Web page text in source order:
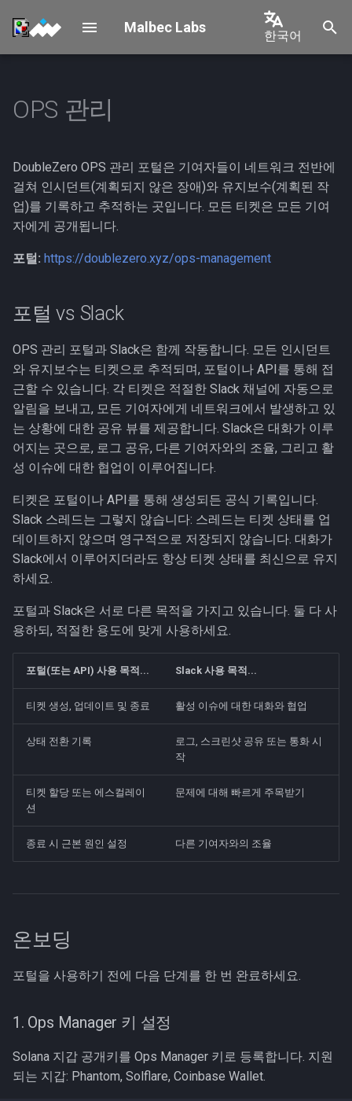
Malbec Labs
한국어
Português
Español
검
초
화
Setup
Shelby
Geolocation
포털 vs Slack
1. Ops Manager 키 설정
2. 포털에서 지갑 연결
3. API 키 생성 (선택 사항)
인시던트 생성
인시던트 업데이트
인시던트 종료
유지보수
유지보수 예약
유지보수 상태 관리
에스컬레이션 연락처
가용성 및 커버리지 공백
로테이션 윈도우
사용자 관리
권한 및 에스컬레이션
수 있는 것
DZX 링크 소유권
OPS 관리
DoubleZero OPS 관리 포털은 기여자들이 네트워크 전반에
걸쳐 인시던트(계획되지 않은 장애)와 유지보수(계획된 작
업)를 기록하고 추적하는 곳입니다. 모든 티켓은 모든 기여
자에게 공개됩니다.
포털: https://doublezero.xyz/ops-management
포털 vs Slack
OPS 관리 포털과 Slack은 함께 작동합니다. 모든 인시던트
와 유지보수는 티켓으로 추적되며, 포털이나 API를 통해 접
근할 수 있습니다. 각 티켓은 적절한 Slack 채널에 자동으로
알림을 보내고, 모든 기여자에게 네트워크에서 발생하고 있
는 상황에 대한 공유 뷰를 제공합니다. Slack은 대화가 이루
어지는 곳으로, 로그 공유, 다른 기여자와의 조율, 그리고 활
성 이슈에 대한 협업이 이루어집니다.
티켓은 포털이나 API를 통해 생성되든 공식 기록입니다.
Slack 스레드는 그렇지 않습니다: 스레드는 티켓 상태를 업
데이트하지 않으며 영구적으로 저장되지 않습니다. 대화가
Slack에서 이루어지더라도 항상 티켓 상태를 최신으로 유지
하세요.
포털과 Slack은 서로 다른 목적을 가지고 있습니다. 둘 다 사
용하되, 적절한 용도에 맞게 사용하세요.
포털(또는 API) 사용 목적... Slack 사용 목적...
티켓 생성, 업데이트 및 종료 활성 이슈에 대한 대화와 협업
상태 전환 기록
로그, 스크린샷 공유 또는 통화 시
작
티켓 할당 또는 에스컬레이
션
문제에 대해 빠르게 주목받기
종료 시 근본 원인 설정 다른 기여자와의 조율
온보딩
포털을 사용하기 전에 다음 단계를 한 번 완료하세요.
1. Ops Manager 키 설정
Solana 지갑 공개키를 Ops Manager 키로 등록합니다. 지원
되는 지갑: Phantom, Solflare, Coinbase Wallet.